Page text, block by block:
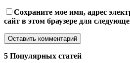
Сохраните мое имя, адрес
сайт в этом браузере для
5 Популярных статей